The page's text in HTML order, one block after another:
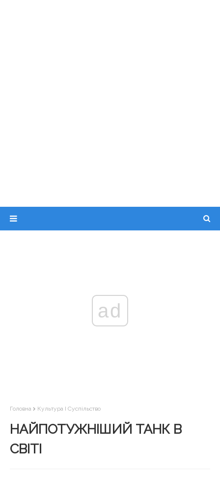
ad
Головна Культура І Суспільство
НАЙПОТУЖНІШИЙ ТАНК В
СВІТІ